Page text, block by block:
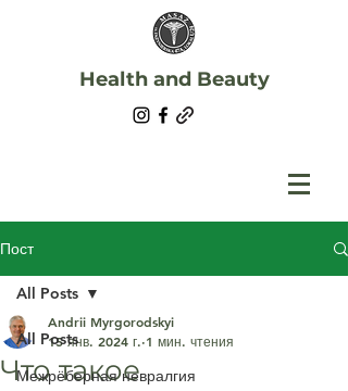
Health and Beauty
Пост
All Posts
Межрёберная невралгия
All Posts
Что такое
Andrii Myrgorodskyi
15 янв. 2024 г. 1 мин. чтения